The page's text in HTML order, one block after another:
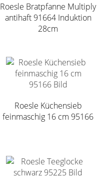
Roesle Bratpfanne Multiply
antihaft 91664 Induktion
28cm
Roesle Küchensieb
feinmaschig 16 cm 95166